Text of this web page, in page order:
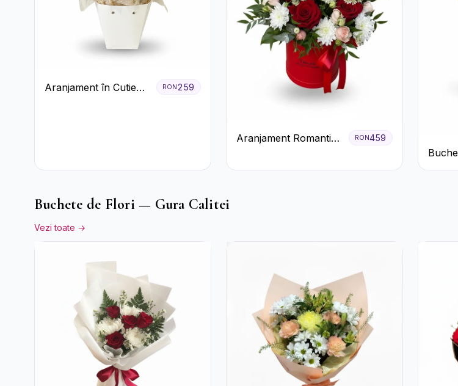
Aranjament în Cutie
RON 259
Aranjament Romantic
Trandafiri și
RON 459
Buchete de Flori — Gura Calitei
Vezi toate →